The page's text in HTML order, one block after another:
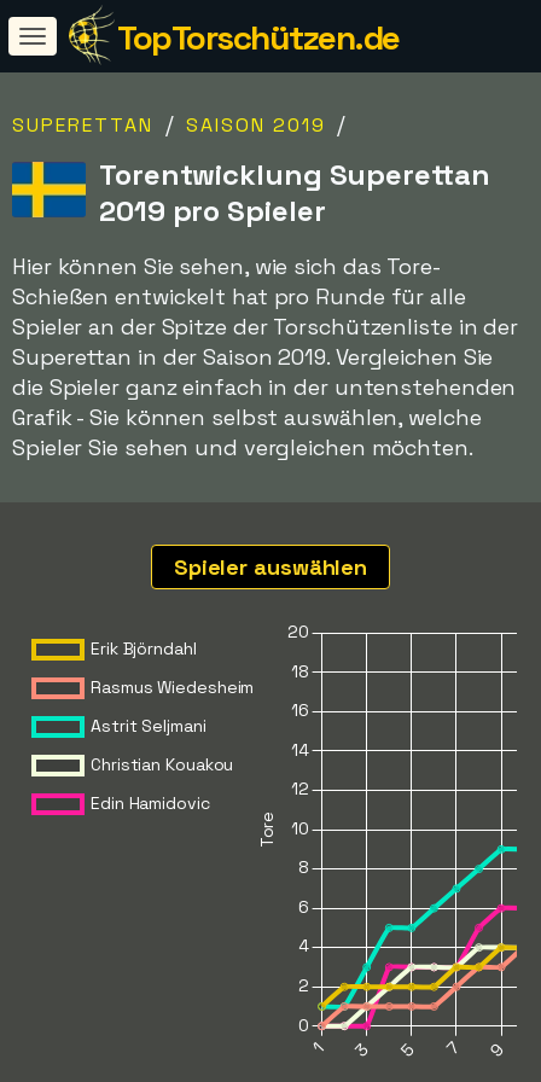
TopTorschützen.de
SUPERETTAN / SAISON 2019 /
Torentwicklung Superettan
2019 pro Spieler
Hier können Sie sehen, wie sich das Tore-
Schießen entwickelt hat pro Runde für alle
Spieler an der Spitze der Torschützenliste in der
Superettan in der Saison 2019. Vergleichen Sie
die Spieler ganz einfach in der untenstehenden
Grafik - Sie können selbst auswählen, welche
Spieler Sie sehen und vergleichen möchten.
Spieler auswählen